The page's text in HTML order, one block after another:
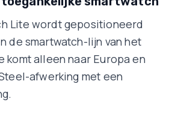
Lite wordt gepositioneerd
de smartwatch-lijn van het
komt alleen naar Europa en
afwerking met een